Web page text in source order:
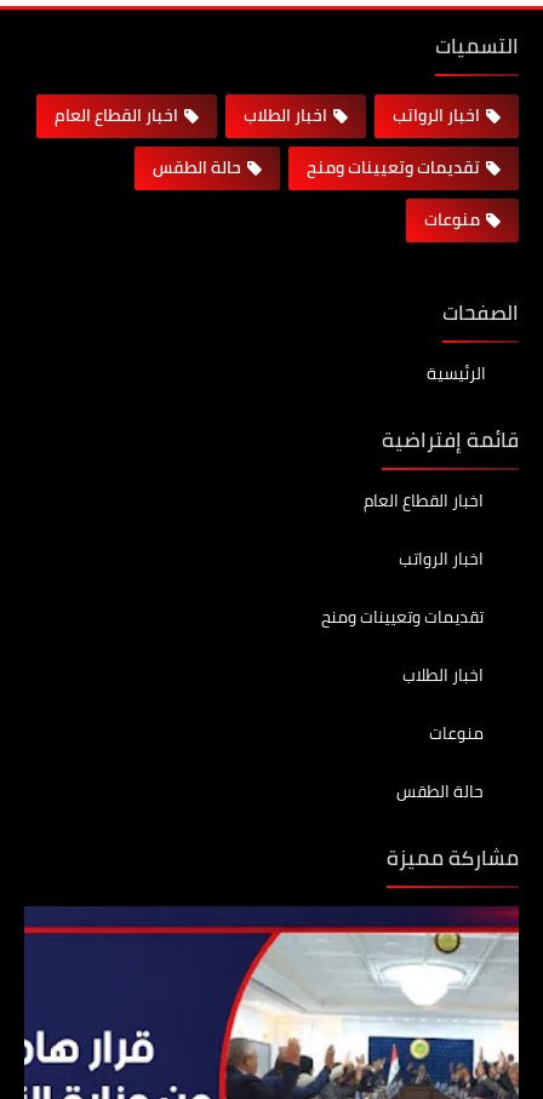
التسميات
اخبار الرواتب اخبار الطلاب
اخبار القطاع العام
تقديمات وتعيينات ومنح
حالة الطقس
منوعات
الصفحات
الرئيسية
قائمة إفتراضية
اخبار القطاع العام
اخبار الرواتب
تقديمات وتعيينات ومنح
اخبار الطلاب
منوعات
حالة الطقس
مشاركة مميزة